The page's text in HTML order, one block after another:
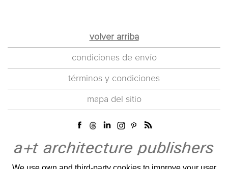
volver arriba
condiciones de envío
términos y condiciones
mapa del sitio